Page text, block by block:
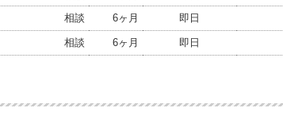
相談 6ヶ月 即日
相談 6ヶ月 即日